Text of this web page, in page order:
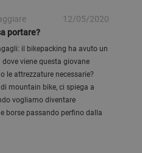
12/05/2020
portare?
il bikepacking ha avuto un
viene questa giovane
le attrezzature necessarie?
mountain bike, ci spiega a
vogliamo diventare
borse passando perfino dalla